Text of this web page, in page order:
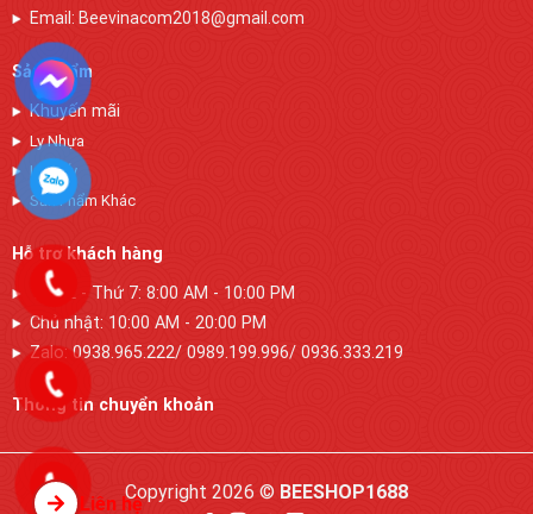
Email: Beevinacom2018@gmail.com
Sản phẩm
Khuyến mãi
Ly Nhựa
Ly Giấy
Sản Phẩm Khác
Hỗ trợ khách hàng
Thứ 2 - Thứ 7: 8:00 AM - 10:00 PM
Chủ nhật: 10:00 AM - 20:00 PM
Zalo: 0938.965.222/ 0989.199.996/ 0936.333.219
Thông tin chuyển khoản
Copyright 2026 © BEESHOP1688
Liên hệ